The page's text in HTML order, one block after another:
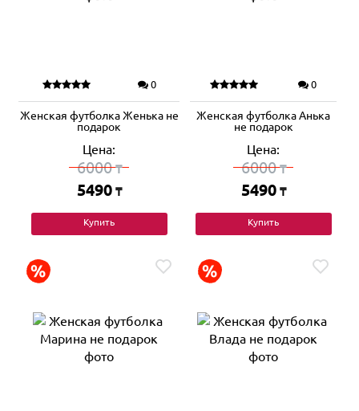
0
Женская футболка Женька не
подарок
Цена:
6000₸
5490 ₸
Купить
0
Женская футболка Анька
не подарок
Цена:
6000₸
5490 ₸
Купить